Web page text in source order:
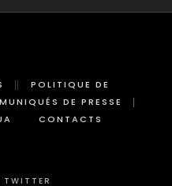
POLITIQUE DE
DE PRESSE
CONTACTS
TWITTER